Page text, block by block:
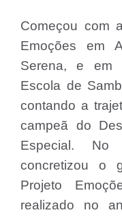
Começou com
Emoções em
Serena, e em
Escola de
contando a
campeã do
Especial.
concretizou o
Projeto
realizado no